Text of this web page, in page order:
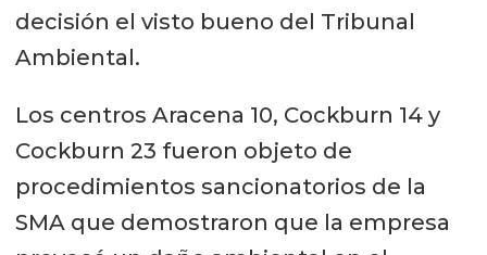
decisión el visto bueno del Tribunal
Ambiental.
Los centros Aracena 10, Cockburn 14 y
Cockburn 23 fueron objeto de
procedimientos sancionatorios de la
SMA que demostraron que la empresa